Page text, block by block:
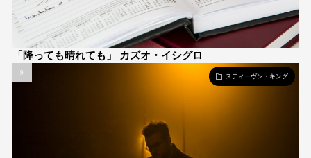
「降っても晴れても」 カズオ・イシグロ
スティーヴン・キング